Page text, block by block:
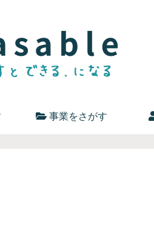
事業をさがす